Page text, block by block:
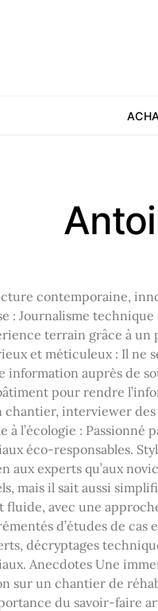
contemporaine,
: Journalisme
terrain grâce à un
et méticuleux : Il ne
auprès de
pour rendre
interviewer des
à l’écologie :
éco-responsables.
aux experts qu’aux
mais il sait aussi
fluide, avec une
d’études de
décryptages
Anecdotes Une
sur un chantier de
du savoir-faire